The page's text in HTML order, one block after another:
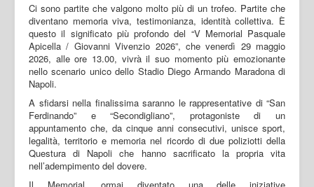
Ci sono partite che valgono molto più di un trofeo. Partite che
diventano memoria viva, testimonianza, identità collettiva. È
questo il significato più profondo del “V Memorial Pasquale
Apicella / Giovanni Vivenzio 2026”, che venerdì 29 maggio
2026, alle ore 13.00, vivrà il suo momento più emozionante
nello scenario unico dello Stadio Diego Armando Maradona di
Napoli.
A sfidarsi nella finalissima saranno le rappresentative di “San
Ferdinando” e “Secondigliano”, protagoniste di un
appuntamento che, da cinque anni consecutivi, unisce sport,
legalità, territorio e memoria nel ricordo di due poliziotti della
Questura di Napoli che hanno sacrificato la propria vita
nell’adempimento del dovere.